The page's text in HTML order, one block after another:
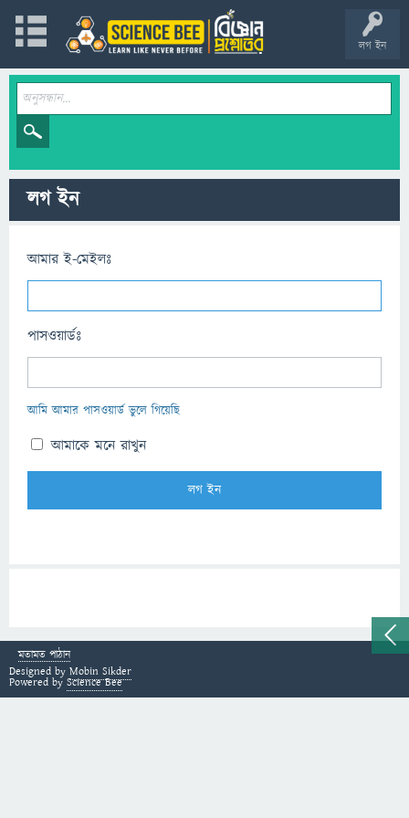
লগ ইন
লগ ইন
আমার ই-মেইলঃ
পাসওয়ার্ডঃ
আমি আমার পাসওয়ার্ড ভুলে গিয়েছি
আমাকে মনে রাখুন
মতামত পাঠান
Designed by Mobin Sikder
Powered by Science Bee